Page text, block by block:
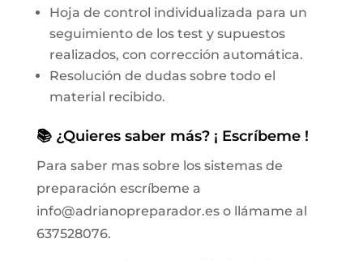
Hoja de control individualizada para un
seguimiento de los test y supuestos
realizados, con corrección automática.
Resolución de dudas sobre todo el
material recibido.
📚 ¿Quieres saber más? ¡ Escríbeme !
Para saber mas sobre los sistemas de
preparación escríbeme a
info@adrianopreparador.es o llámame al
637528076.